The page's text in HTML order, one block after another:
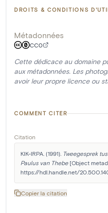
DROITS & CONDITIONS
Métadonnées
CC0
Cette dédicace au domaine
aux métadonnées. Les
avoir leur propre licence ou
COMMENT CITER
Citation
KIK-IRPA. (1991). Tweegesprek
Paulus van Thebe [Object
https://hdl.handle.net/
Copier la citation